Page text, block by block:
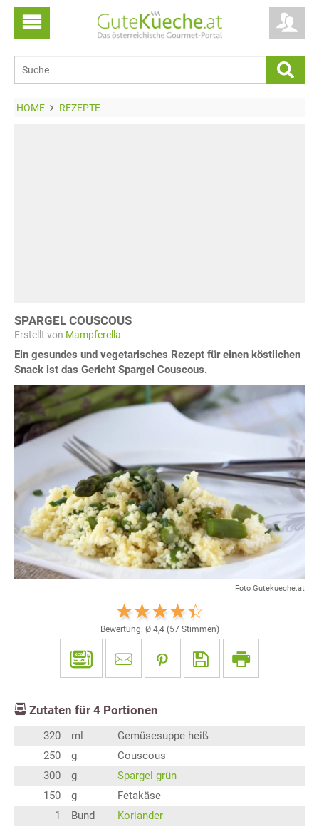
HOME REZEPTE
SPARGEL COUSCOUS
Erstellt von Mampferella
Ein gesundes und vegetarisches Rezept für einen köstlichen
Snack ist das Gericht Spargel Couscous.
Foto Gutekueche.at
Bewertung: Ø 4,4(57Stimmen)
Zutaten für 4 Portionen
320 ml
Gemüsesuppe heiß
250
g
Couscous
300
g
Spargel grün
150
g
Fetakäse
1
Bund
Koriander